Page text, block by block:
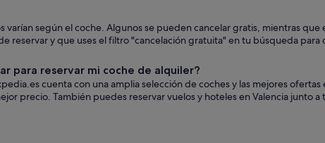
varían según el coche. Algunos se pueden cancelar gratis, mientras
reservar y que uses el filtro "cancelación gratuita" en tu búsqueda
para reservar mi coche de alquiler?
cuenta con una amplia selección de coches y las mejores
precio. También puedes reservar vuelos y hoteles en Valencia junto